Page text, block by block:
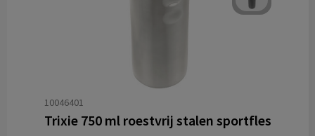
10046401
Trixie 750 ml roestvrij stalen sportfles